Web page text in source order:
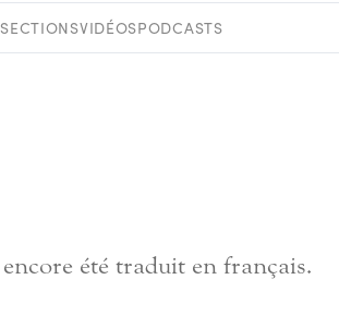
SECTIONSVIDÉOSPODCASTS
été traduit en français.